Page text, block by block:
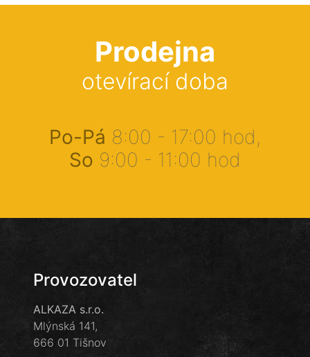
Prodejna
otevírací doba
Po-Pá 8:00 - 17:00 hod,
So 9:00 - 11:00 hod
Provozovatel
ALKAZA s.r.o.
Mlýnská 141,
666 01 Tišnov